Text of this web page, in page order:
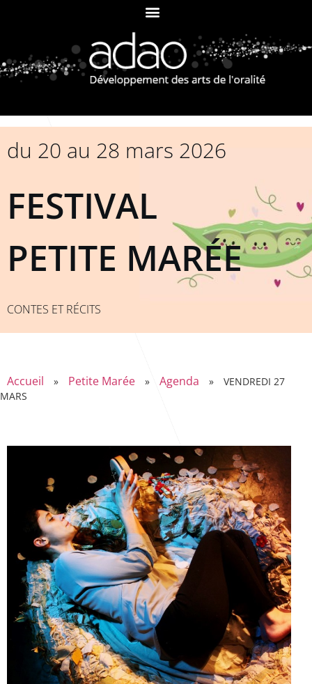
du 20 au 28 mars 2026
FESTIVAL
PETITE MARÉE
CONTES ET RÉCITS
Accueil » Petite Marée » Agenda »
VENDREDI 27
MARS